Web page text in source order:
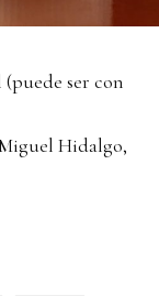
ser con
Hidalgo,